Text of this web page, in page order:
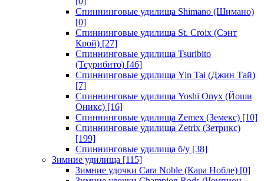
Спиннинговые удилища Shimano (Шимано)
[0]
Спиннинговые удилища St. Croix (Сэнт
Крой) [27]
Спиннинговые удилища Tsuribito
(Тсурибито) [46]
Спиннинговые удилища Yin Tai (Джин Тай)
[7]
Спиннинговые удилища Yoshi Onyx (Йоши
Оникс) [16]
Спиннинговые удилища Zemex (Земекс) [10]
Спиннинговые удилища Zetrix (Зетрикс)
[199]
Спиннинговые удилища б/у [38]
Зимние удилища [115]
Зимние удочки Cara Noble (Кара Нобле) [0]